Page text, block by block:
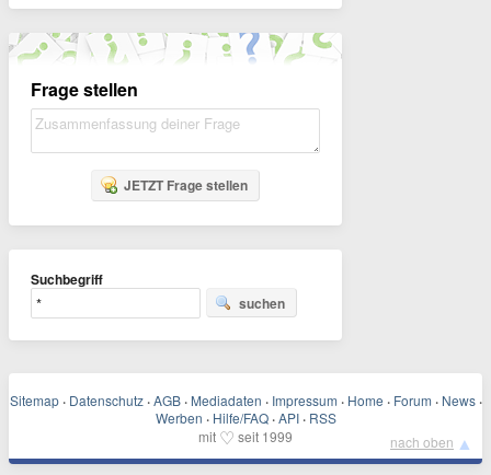
Frage stellen
JETZT Frage stellen
Suchbegriff
suchen
Sitemap · Datenschutz · AGB · Mediadaten · Impressum · Home · Forum · News ·
Werben · Hilfe/FAQ · API · RSS
mit ♡ seit 1999 nach oben ▲